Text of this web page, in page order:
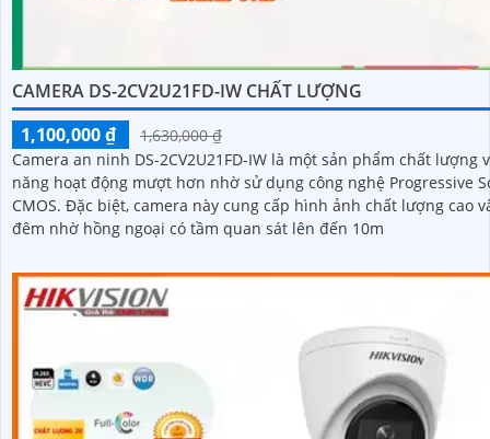
CAMERA DS-2CV2U21FD-IW CHẤT LƯỢNG
1,100,000 ₫
1,630,000 ₫
Camera an ninh DS-2CV2U21FD-IW là một sản phẩm chất lượng
năng hoạt động mượt hơn nhờ sử dụng công nghệ Progressive
CMOS. Đặc biệt, camera này cung cấp hình ảnh chất lượng cao vào ban
đêm nhờ hồng ngoại có tầm quan sát lên đến 10m